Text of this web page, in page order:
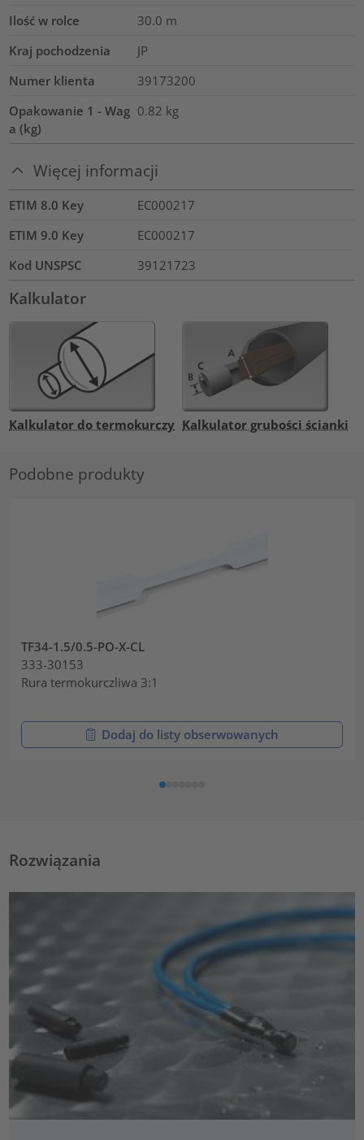
Ilość w rolce
30.0 m
Kraj pochodzenia
JP
Numer klienta
39173200
Opakowanie 1 - Wag
a (kg)
0.82 kg
Więcej informacji
ETIM 8.0 Key
EC000217
ETIM 9.0 Key
EC000217
Kod UNSPSC
39121723
Kalkulator
Kalkulator do termokurczy Kalkulator grubości ścianki
Podobne produkty
TF34-1.5/0.5-PO-X-CL
333-30153
Rura termokurczliwa 3:1
Dodaj do listy obserwowanych
Rozwiązania